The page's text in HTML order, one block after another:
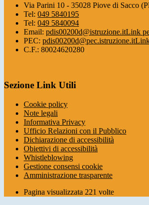
Via Parini 10 - 35028 Piove di Sacco
Tel: 049 5840195
Tel: 049 5840094
Email: pdis00200d@istruzione.itLink
PEC: pdis00200d@pec.istruzione.it
C.F.: 80024620280
Sezione Link Utili
Cookie policy
Note legali
Informativa Privacy
Ufficio Relazioni con il Pubblico
Dichiarazione di accessibilità
Obiettivi di accessibilità
Whistleblowing
Gestione consensi cookie
Amministrazione trasparente
Pagina visualizzata 221 volte